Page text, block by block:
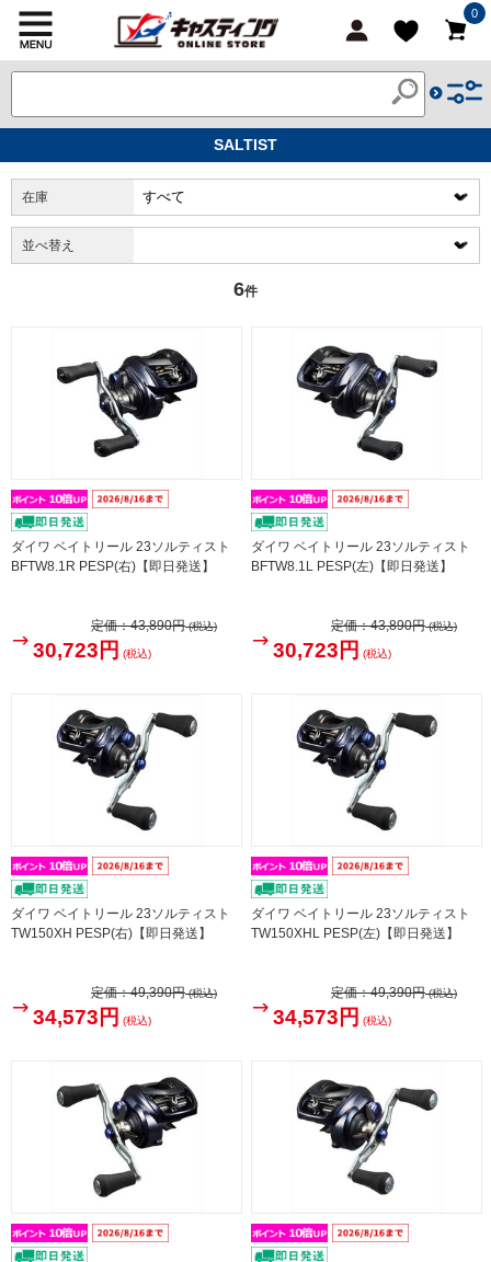
0
SALTIST
在庫
並べ替え
6件
ダイワ ベイトリール 23ソルティスト
BFTW8.1R PESP(右)【即日発送】
定価：43,890円(税込)
30,723円 (税込)
ダイワ ベイトリール 23ソルティスト
BFTW8.1L PESP(左)【即日発送】
定価：43,890円(税込)
30,723円 (税込)
ダイワ ベイトリール 23ソルティスト
TW150XH PESP(右)【即日発送】
定価：49,390円(税込)
34,573円 (税込)
ダイワ ベイトリール 23ソルティスト
TW150XHL PESP(左)【即日発送】
定価：49,390円(税込)
34,573円 (税込)